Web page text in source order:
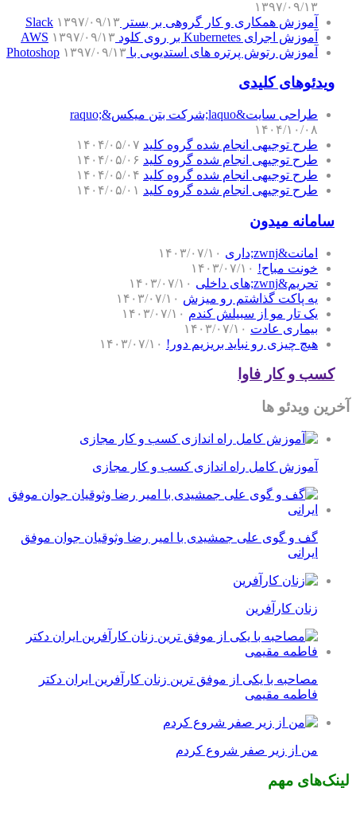
۱۳۹۷/۰۹/۱۳
آموزش همکاری و کار گروهی بر بستر Slack ۱۳۹۷/۰۹/۱۳
آموزش اجرای Kubernetes بر روی کلود AWS
۱۳۹۷/۰۹/۱۳
آموزش رتوش پرتره های استدیویی با Photoshop ۱۳۹۷/۰۹/۱۳
ویدئوهای کلیدی
طراحی سایت&laquo;شرکت بتن میکس&raquo;
۱۴۰۴/۱۰/۰۸
طرح توجیهی انجام شده گروه کلید ۱۴۰۴/۰۵/۰۷
طرح توجیهی انجام شده گروه کلید ۱۴۰۴/۰۵/۰۶
طرح توجیهی انجام شده گروه کلید ۱۴۰۴/۰۵/۰۴
طرح توجیهی انجام شده گروه کلید ۱۴۰۴/۰۵/۰۱
سامانه میدون
امانت&zwnj;داری
۱۴۰۳/۰۷/۱۰
خونت مباح! ۱۴۰۳/۰۷/۱۰
تحریم&zwnj;های داخلی
۱۴۰۳/۰۷/۱۰
یه پاکت گذاشتم رو میزش ۱۴۰۳/۰۷/۱۰
یک تار مو از سبیلش کندم ۱۴۰۳/۰۷/۱۰
بیماری عادت ۱۴۰۳/۰۷/۱۰
هیچ چیزی رو نباید بریزیم دور! ۱۴۰۳/۰۷/۱۰
کسب و کار فاوا
آخرین ویدئو ها
آموزش کامل راه اندازی کسب و کار مجازی
گف و گوی علی جمشیدی با امیر رضا وثوقیان جوان موفق
ایرانی
زنان کارآفرین
مصاحبه با یکی از موفق ترین زنان کارآفرین ایران دکتر
فاطمه مقیمی
من از زیر صفر شروع کردم
لینک‌های مهم